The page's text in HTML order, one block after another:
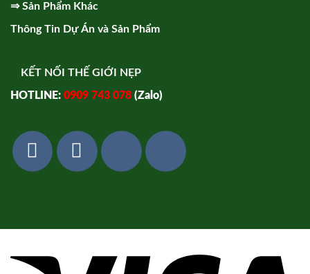
⇒Sản Phẩm Khác
Thông Tin Dự Án và Sản Phẩm
KẾT NỐI THẾ GIỚI NẸP
HOTLINE: 0909 743 078 (Zalo)